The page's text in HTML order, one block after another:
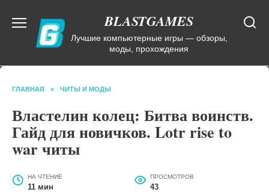
содержанию
BLASTGAMES
Лучшие компьютерные игры — обзоры,
моды, прохождения
ГЛАВНАЯ » ЧИТЫ И МОДЫ
Властелин колец: Битва воинств.
Гайд для новичков. Lotr rise to
war читы
НА ЧТЕНИЕ
11 мин
ПРОСМОТРОВ
43